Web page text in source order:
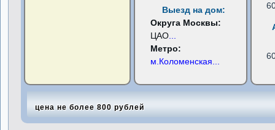
Выезд на дом:
Округа Москвы:
ЦАО
Метро:
м.Коломенская
цена не более 800 рублей